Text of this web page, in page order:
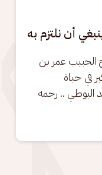
الحبيب عمر بن
في حياة
البوطي .. رحمه